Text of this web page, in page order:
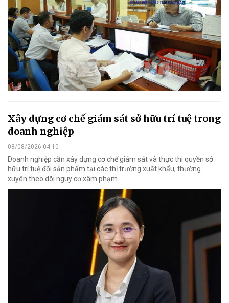
Xây dựng cơ chế giám sát sở hữu trí tuệ trong
doanh nghiệp
08/08/2026 04:10
Doanh nghiệp cần xây dựng cơ chế giám sát và thực thi quyền sở
hữu trí tuệ đối sản phẩm tại các thị trường xuất khẩu, thường
xuyên theo dõi nguy cơ xâm phạm.